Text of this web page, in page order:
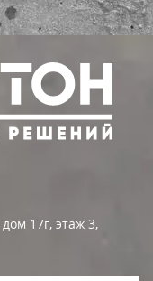
дом 17г, этаж 3,